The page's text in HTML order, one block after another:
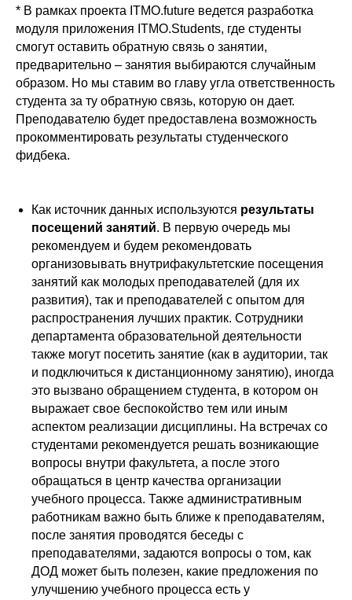
* В рамках проекта ITMO.future ведется разработка
модуля приложения ITMO.Students, где студенты
смогут оставить обратную связь о занятии,
предварительно – занятия выбираются случайным
образом. Но мы ставим во главу угла ответственность
студента за ту обратную связь, которую он дает.
Преподавателю будет предоставлена возможность
прокомментировать результаты студенческого
фидбека.
Как источник данных используются результаты
посещений занятий. В первую очередь мы
рекомендуем и будем рекомендовать
организовывать внутрифакультетские посещения
занятий как молодых преподавателей (для их
развития), так и преподавателей с опытом для
распространения лучших практик. Сотрудники
департамента образовательной деятельности
также могут посетить занятие (как в аудитории, так
и подключиться к дистанционному занятию), иногда
это вызвано обращением студента, в котором он
выражает свое беспокойство тем или иным
аспектом реализации дисциплины. На встречах со
студентами рекомендуется решать возникающие
вопросы внутри факультета, а после этого
обращаться в центр качества организации
учебного процесса. Также административным
работникам важно быть ближе к преподавателям,
после занятия проводятся беседы с
преподавателями, задаются вопросы о том, как
ДОД может быть полезен, какие предложения по
улучшению учебного процесса есть у